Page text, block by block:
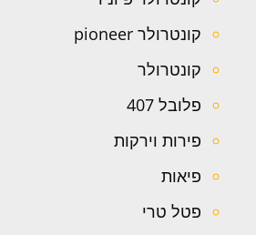
קונטרולר pioneer
קונטרולר
פלובל 407
פירות וירקות
פיאות
פטל טרי